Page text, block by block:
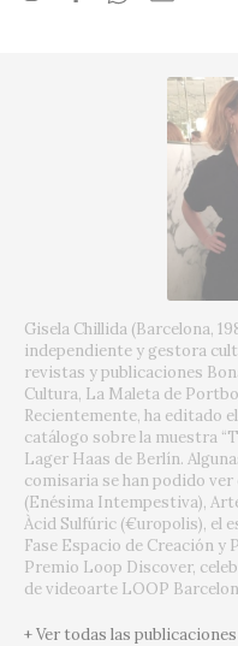
Gisela Chillida (Barcelona,
independiente y gestora
revistas y publicaciones
Cultura, La Maleta de
Recientemente, ha editado
catálogo sobre la muestra
Lager Haas de Berlín.
comisaria se han podido ver
(Enésima Intempestiva),
Àcid Sulfúric (€uropolis), el
Fase Espacio de Creación y
Premio Loop Discover,
de videoarte LOOP
+ Ver todas las